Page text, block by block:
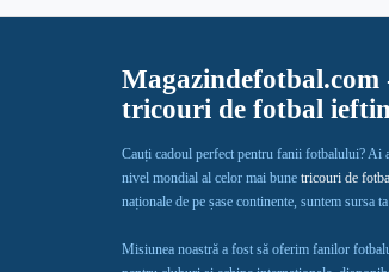
tricouri de fotbal
Cauți cadoul perfect pentru fanii fotbalului?
nivel mondial al celor mai bune tricouri de
naționale de pe șase continente, suntem sursa
Misiunea noastră a fost să oferim fanilor